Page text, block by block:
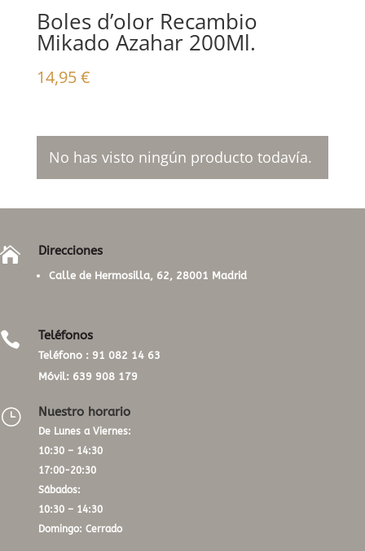
Boles d’olor Recambio
Mikado Azahar 200Ml.
14,95€
No has visto ningún producto todavía.
 Direcciones
Calle de Hermosilla, 62, 28001 Madrid
 Teléfonos
Teléfono : 91 082 14 63
Móvil: 639 908 179
} Nuestro horario
De Lunes a Viernes:
10:30 – 14:30
17:00-20:30
Sábados:
10:30 – 14:30
Domingo: Cerrado